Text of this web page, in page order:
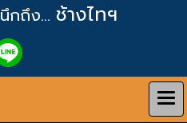
นึกถึง... ช้างไทฯ